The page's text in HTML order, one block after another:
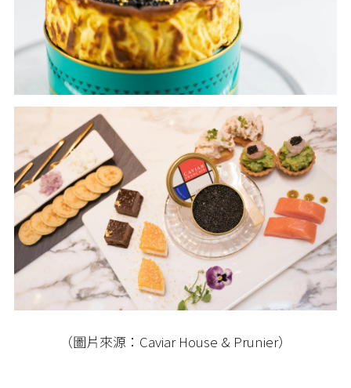
（圖片來源：Caviar House & Prunier）